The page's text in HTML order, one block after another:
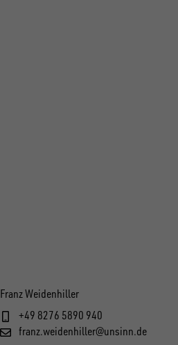
Franz Weidenhiller
+49 8276 5890 940
franz.weidenhiller@unsinn.de